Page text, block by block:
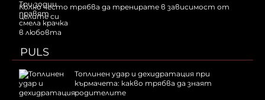
Колко често трябва да тренирате в зависимост от
целите си
PULS
Топлинен удар и дехидратация при
кърмачета: какво трябва да знаят
родителите